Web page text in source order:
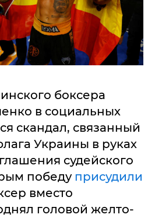
боксера
в социальных
скандал, связанный
Украины в руках
судейского
победу присудили
вместо
головой желто-